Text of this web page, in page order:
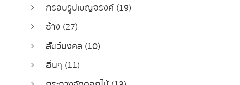
กรอบรูปเบญจรงค์ (19)
ช้าง (27)
สัตว์มงคล (10)
อื่นๆ (11)